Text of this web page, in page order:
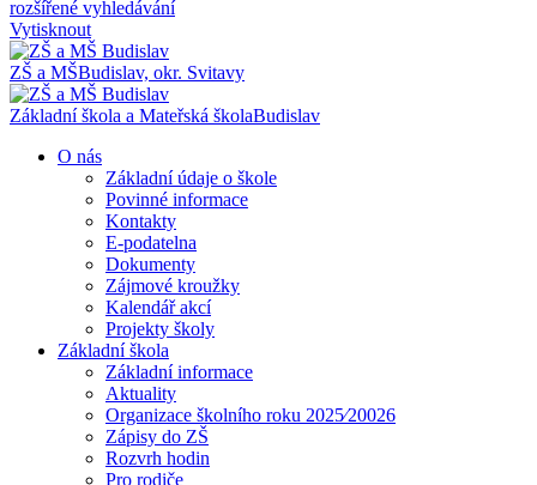
rozšířené vyhledávání
Vytisknout
ZŠ a MŠBudislav, okr. Svitavy
Základní škola a Mateřská školaBudislav
O nás
Základní údaje o škole
Povinné informace
Kontakty
E-podatelna
Dokumenty
Zájmové kroužky
Kalendář akcí
Projekty školy
Základní škola
Základní informace
Aktuality
Organizace školního roku 2025⁄20026
Zápisy do ZŠ
Rozvrh hodin
Pro rodiče